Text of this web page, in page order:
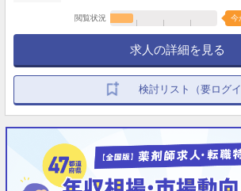
閲覧状況 今
求人の詳細を見る
検討リスト（要ログイ